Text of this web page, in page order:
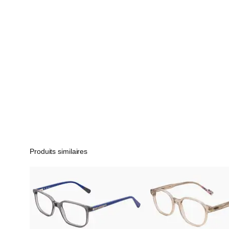
Produits similaires